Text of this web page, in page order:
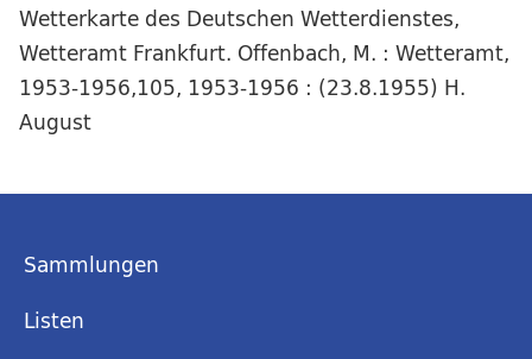
Wetterkarte des Deutschen Wetterdienstes,
Wetteramt Frankfurt. Offenbach, M. : Wetteramt,
1953-1956,105, 1953-1956 : (23.8.1955) H.
August
Sammlungen
Listen